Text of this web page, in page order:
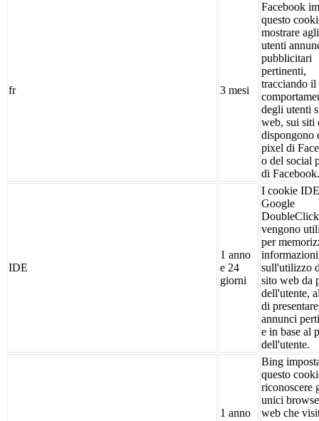
fr 3 mesi
Facebook
questo
mostrare agli
utenti
pubblicitari
pertinenti,
tracciando il
degli utenti
web, sui siti
dispongono
pixel di
o del social
di Facebook.
IDE
1 anno
e 24
giorni
I cookie
Google
DoubleClick
vengono
per
informazioni
sull'utilizzo
sito web da
dell'utente,
di presentare
annunci
e in base al
dell'utente.
1 anno
Bing
questo
riconoscere
unici
web che